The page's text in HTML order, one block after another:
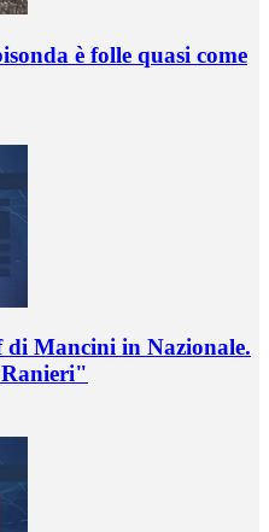
è folle quasi come
Mancini in Nazionale.